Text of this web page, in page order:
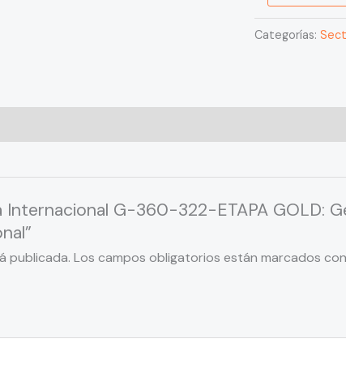
Experiencia
Categorías:
Internacional G-360-322-ETAPA GOLD:
publicada. Los campos obligatorios están marcados con